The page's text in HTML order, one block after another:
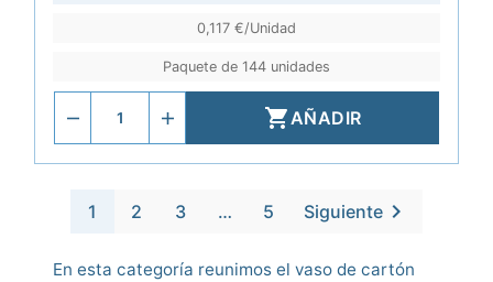
0,117 €/Unidad
Paquete de 144 unidades
AÑADIR
1 2 3 … 5 Siguiente 
En esta categoría reunimos el vaso de cartón